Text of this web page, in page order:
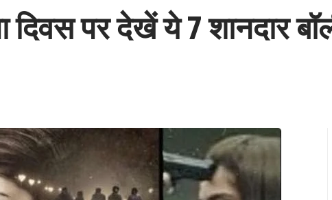
दिवस पर देखें ये 7 शानदार